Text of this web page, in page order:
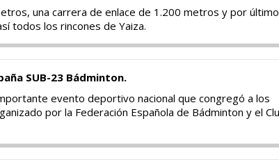
una carrera de enlace de 1.200 metros y por
todos los rincones de Yaiza.
SUB-23 Bádminton.
evento deportivo nacional que congregó a los
por la Federación Española de Bádminton y el